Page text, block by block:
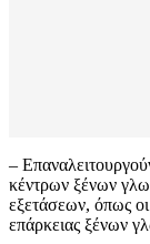
–
κέντρων ξένων
εξετάσεων, όπως οι
επάρκειας ξένων